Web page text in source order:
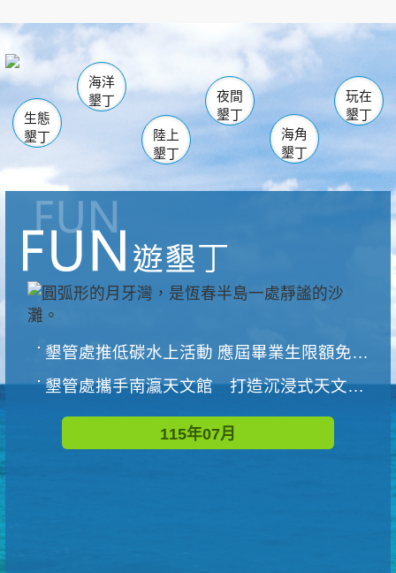
南仁湖
海生館
恆春 佳樂水
龍鑾潭自然中心 森林遊樂區
瓊麻館
關山 墾管處遊客中心
社頂公園 風吹沙
船帆石
白砂 龍磐公園
香蕉灣
砂島
鵝鑾鼻
生態
墾丁
海洋
墾丁
陸上
墾丁
夜間
墾丁
海角
墾丁
玩在
墾丁
墾管處推低碳水上活動 應屆畢業生限額免費參加
墾管處攜手南瀛天文館 打造沉浸式天文探索營隊
115年07月